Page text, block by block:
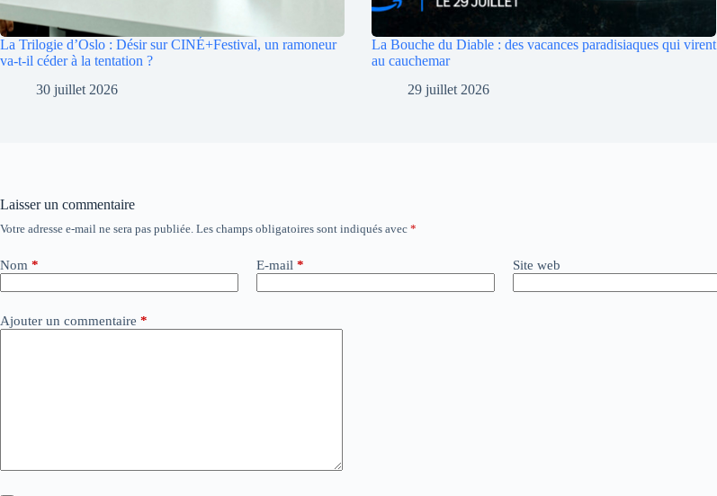
La Trilogie d’Oslo : Désir sur CINÉ+Festival, un ramoneur
va-t-il céder à la tentation ?
30 juillet 2026
La Bouche du Diable : des vacances paradisiaques qui virent
au cauchemar
29 juillet 2026
Laisser un commentaire
Votre adresse e-mail ne sera pas publiée. Les champs obligatoires sont indiqués avec *
Nom * E-mail * Site web
Ajouter un commentaire *
A
t
e
r
a